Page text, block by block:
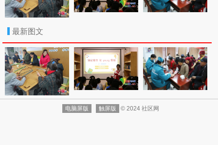
访案件60余件，好邻居服务队通过社群资源为社区宝妈、
再就业女性提供就业创业岗位120余个，共同缔造社区幸
福生活。
点点赞
原标题：《喜报｜巴中市恩阳区登科街道白玉社区获评
全国巾帼志愿服务十佳优秀社区》
最新图文
电脑屏版 触屏版 © 2024 社区网